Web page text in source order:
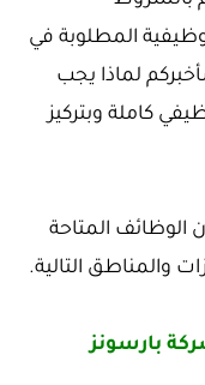
المطلوبة في
لماذا يجب
كاملة وبتركيز
الوظائف المتاحة
التالية.
بارسونز